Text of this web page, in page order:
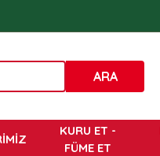
ARA
KURU ET -
FÜME ET